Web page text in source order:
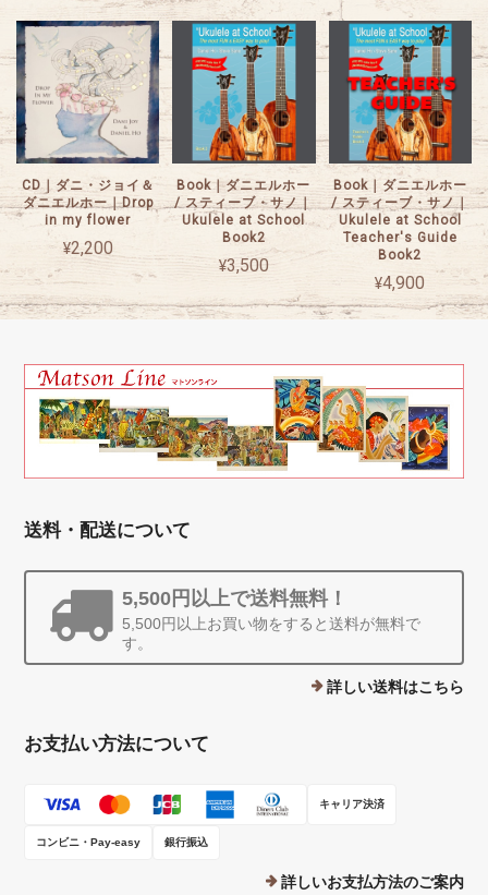
CD｜ダニ・ジョイ＆
ダニエルホー｜Drop
in my flower
¥2,200
Book｜ダニエルホー
/ スティーブ・サノ｜
Ukulele at School
Book2
¥3,500
Book｜ダニエルホー
/ スティーブ・サノ｜
Ukulele at School
Teacher's Guide
Book2
¥4,900
送料・配送について
5,500円以上で送料無料！
5,500円以上お買い物をすると送料が無料で
す。
詳しい送料はこちら
お支払い方法について
キャリア決済
コンビニ・Pay-easy 銀行振込
詳しいお支払方法のご案内